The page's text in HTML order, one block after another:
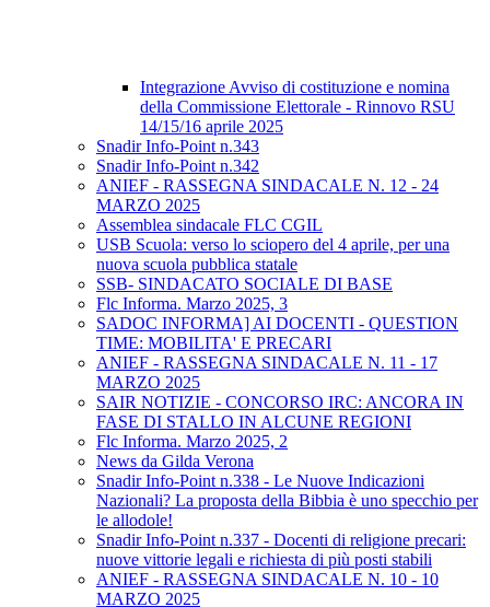
Integrazione Avviso di costituzione e nomina
della Commissione Elettorale - Rinnovo RSU
14/15/16 aprile 2025
Snadir Info-Point n.343
Snadir Info-Point n.342
ANIEF - RASSEGNA SINDACALE N. 12 - 24
MARZO 2025
Assemblea sindacale FLC CGIL
USB Scuola: verso lo sciopero del 4 aprile, per una
nuova scuola pubblica statale
SSB- SINDACATO SOCIALE DI BASE
Flc Informa. Marzo 2025, 3
SADOC INFORMA] AI DOCENTI - QUESTION
TIME: MOBILITA' E PRECARI
ANIEF - RASSEGNA SINDACALE N. 11 - 17
MARZO 2025
SAIR NOTIZIE - CONCORSO IRC: ANCORA IN
FASE DI STALLO IN ALCUNE REGIONI
Flc Informa. Marzo 2025, 2
News da Gilda Verona
Snadir Info-Point n.338 - Le Nuove Indicazioni
Nazionali? La proposta della Bibbia è uno specchio per
le allodole!
Snadir Info-Point n.337 - Docenti di religione precari:
nuove vittorie legali e richiesta di più posti stabili
ANIEF - RASSEGNA SINDACALE N. 10 - 10
MARZO 2025